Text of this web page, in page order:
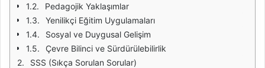
Pedagojik Yaklaşımlar
Yenilikçi Eğitim Uygulamaları
Sosyal ve Duygusal Gelişim
Çevre Bilinci ve Sürdürülebilirlik
SSS (Sıkça Sorulan Sorular)